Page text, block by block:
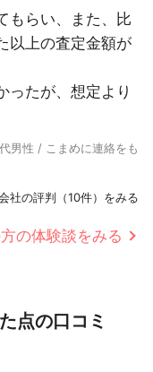
もらい、また、比
以上の査定金額が
ったが、想定より
男性 / こまめに連絡をも
の評判（10件）をみる
の体験談をみる
点の口コミ